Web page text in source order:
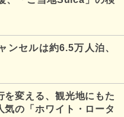
ンセルは約6.5万人泊、
を変える、観光地にもた
気の「ホワイト・ロータ